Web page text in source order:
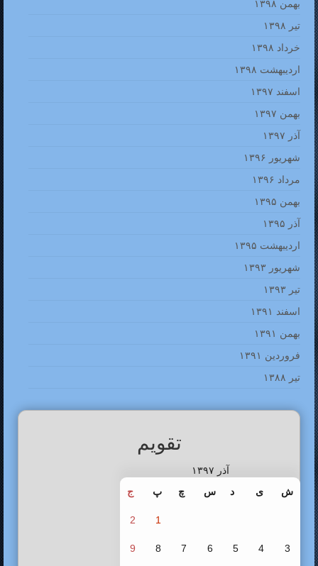
بهمن ۱۳۹۸
تیر ۱۳۹۸
خرداد ۱۳۹۸
اردیبهشت ۱۳۹۸
اسفند ۱۳۹۷
بهمن ۱۳۹۷
آذر ۱۳۹۷
شهریور ۱۳۹۶
مرداد ۱۳۹۶
بهمن ۱۳۹۵
آذر ۱۳۹۵
اردیبهشت ۱۳۹۵
شهریور ۱۳۹۳
تیر ۱۳۹۳
اسفند ۱۳۹۱
بهمن ۱۳۹۱
فروردین ۱۳۹۱
تیر ۱۳۸۸
تقویم
آذر ۱۳۹۷
ش
ی د س چ پ ج
1
2
3
4
5
6
7
8
9